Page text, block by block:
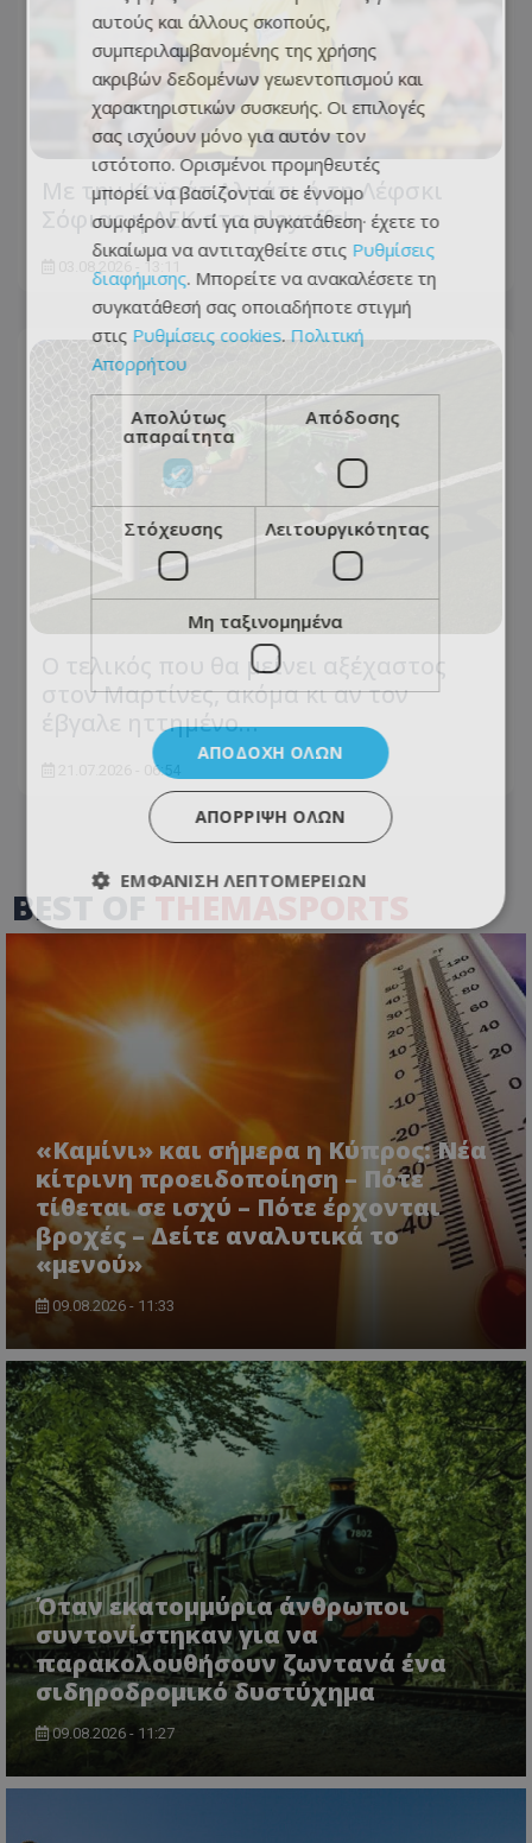
Με την Καϊράτ Αλμάτι ή τη Λέφσκι
Σόφιας η ΑΕΚ στα playoffs!
03.08.2026 - 13:11
Ο τελικός που θα μείνει αξέχαστος
στον Μαρτίνες, ακόμα κι αν τον
έβγαλε ηττημένο…
21.07.2026 - 06:54
BEST OF
«Καμίνι» και σήμερα η Κύπρος: Νέα
κίτρινη προειδοποίηση – Πότε
τίθεται σε ισχύ – Πότε έρχονται
βροχές – Δείτε αναλυτικά το
«μενού»
09.08.2026 - 11:33
Όταν εκατομμύρια άνθρωποι
συντονίστηκαν για να
παρακολουθήσουν ζωντανά ένα
σιδηροδρομικό δυστύχημα
09.08.2026 - 11:27
αυτούς και άλλους σκοπούς,
συμπεριλαμβανομένης της χρήσης
ακριβών δεδομένων γεωεντοπισμού και
χαρακτηριστικών συσκευής. Οι επιλογές
σας ισχύουν μόνο για αυτόν τον
ιστότοπο. Ορισμένοι προμηθευτές
μπορεί να βασίζονται σε έννομο
συμφέρον αντί για συγκατάθεση· έχετε το
δικαίωμα να αντιταχθείτε στις Ρυθμίσεις
διαφήμισης. Μπορείτε να ανακαλέσετε τη
συγκατάθεσή σας οποιαδήποτε στιγμή
στις Ρυθμίσεις cookies.Πολιτική
Απορρήτου
Απολύτως
απαραίτητα
Απόδοσης
Στόχευσης Λειτουργικότητας
Μη ταξινομημένα
ΑΠΟΔΟΧΉ ΌΛΩΝ
ΑΠΌΡΡΙΨΗ ΌΛΩΝ
ΕΜΦΆΝΙΣΗ ΛΕΠΤΟΜΕΡΕΙΏΝ